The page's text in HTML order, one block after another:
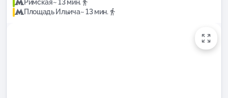
Римская~ 13 мин.
Площадь Ильича~ 13 мин.